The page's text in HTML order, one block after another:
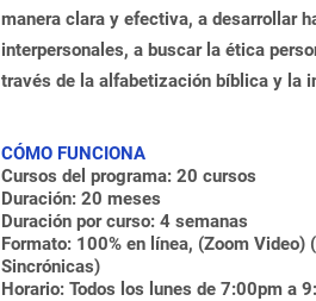
manera clara y efectiva, a desarrollar
interpersonales, a buscar la ética
través de la alfabetización bíblica y la
CÓMO FUNCIONA
Cursos del programa: 20 cursos
Duración: 20 meses
Duración por curso: 4 semanas
Formato: 100% en línea, (Zoom Video)
Sincrónicas)
Horario: Todos los lunes de 7:00pm a